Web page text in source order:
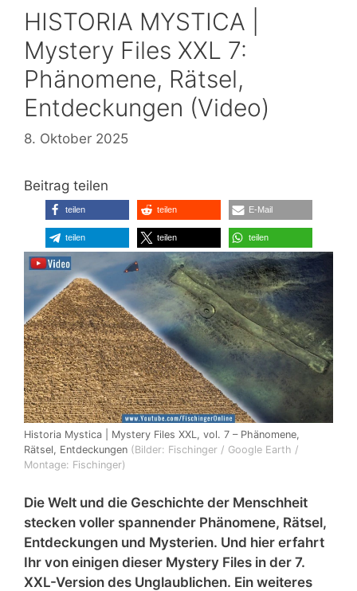
HISTORIA MYSTICA |
Mystery Files XXL 7:
Phänomene, Rätsel,
Entdeckungen (Video)
8. Oktober 2025
Beitrag teilen
teilen teilen E-Mail
teilen teilen teilen
Historia Mystica | Mystery Files XXL, vol. 7 – Phänomene,
Rätsel, Entdeckungen (Bilder: Fischinger / Google Earth /
Montage: Fischinger)
Die Welt und die Geschichte der Menschheit
stecken voller spannender Phänomene, Rätsel,
Entdeckungen und Mysterien. Und hier erfahrt
Ihr von einigen dieser Mystery Files in der 7.
XXL-Version des Unglaublichen. Ein weiteres